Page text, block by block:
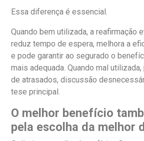
Essa diferença é essencial.
Quando bem utilizada, a reafirmação
reduz tempo de espera, melhora a
e pode garantir ao segurado o
mais adequada. Quando mal
de atrasados, discussão
tese principal.
O melhor benefício
pela escolha da melhor